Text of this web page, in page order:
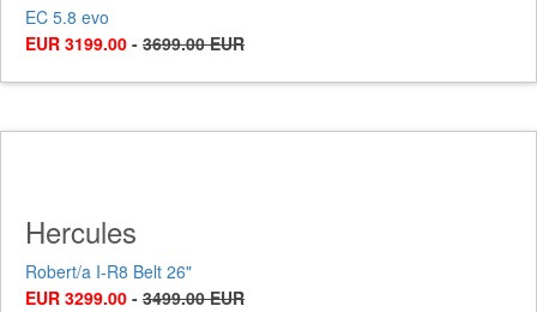
EC 5.8 evo
EUR 3199.00 - 3699.00 EUR
Hercules
Robert/a I-R8 Belt 26"
EUR 3299.00 - 3499.00 EUR